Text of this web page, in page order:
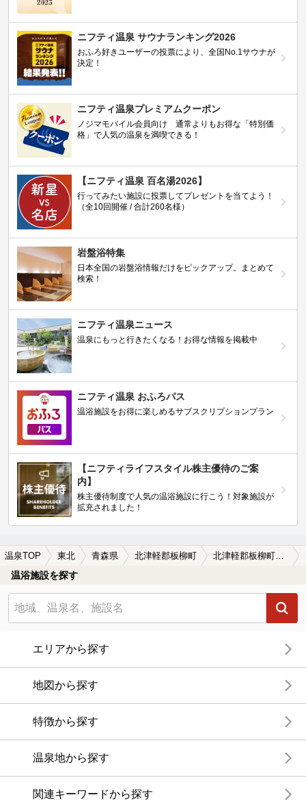
ニフティ温泉 サウナランキング2026
おふろ好きユーザーの投票により、全国No.1サウナが
決定！
ニフティ温泉プレミアムクーポン
ノジマモバイル会員向け 通常よりもお得な「特別価
格」で人気の温泉を満喫できる！
【ニフティ温泉 百名湯2026】
行ってみたい施設に投票してプレゼントを当てよう！
（全10回開催 / 合計260名様）
岩盤浴特集
日本全国の岩盤浴情報だけをピックアップ。まとめて
検索！
ニフティ温泉ニュース
温泉にもっと行きたくなる！お得な情報を掲載中
ニフティ温泉 おふろパス
温浴施設をお得に楽しめるサブスクリプションプラン
【ニフティライフスタイル株主優待のご案
内】
株主優待制度で人気の温浴施設に行こう！対象施設が
拡充されました！
温泉TOP 東北 青森県 北津軽郡板柳町
温浴施設を探す
エリアから探す
地図から探す
特徴から探す
温泉地から探す
関連キーワードから探す